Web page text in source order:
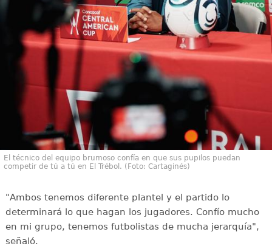
El técnico del equipo brumoso confía en que sus pupilos puedan
competir de tú a tú en El Trébol. (Foto: Cartaginés)
"Ambos tenemos diferente plantel y el partido lo
determinará lo que hagan los jugadores. Confío mucho
en mi grupo, tenemos futbolistas de mucha jerarquía",
señaló.